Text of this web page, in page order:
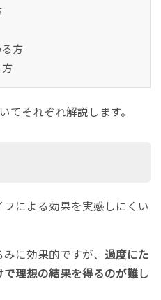
方
てそれぞれ解説します。
による効果を実感しにくい
に効果的ですが、 過度にた
理想の結果を得るのが難し